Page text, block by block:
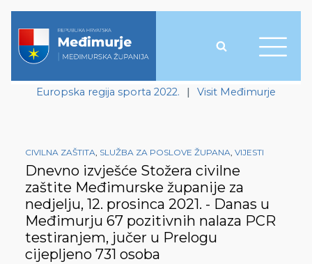
Europska regija sporta 2022. | Visit Međimurje
CIVILNA ZAŠTITA, SLUŽBA ZA POSLOVE ŽUPANA, VIJESTI
Dnevno izvješće Stožera civilne
zaštite Međimurske županije za
nedjelju, 12. prosinca 2021. - Danas u
Međimurju 67 pozitivnih nalaza PCR
testiranjem, jučer u Prelogu
cijepljeno 731 osoba